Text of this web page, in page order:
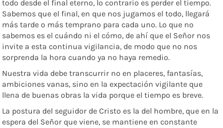
todo desde el final eterno, lo contrario es perder el tiempo.
Sabemos que el final, en que nos jugamos el todo, llegará
más tarde o más temprano para cada uno. Lo que no
sabemos es el cuándo ni el cómo, de ahí que el Señor nos
invite a esta continua vigilancia, de modo que no nos
sorprenda la hora cuando ya no haya remedio.
Nuestra vida debe transcurrir no en placeres, fantasías,
ambiciones vanas, sino en la expectación vigilante que
llena de buenas obras la vida porque el tiempo es breve.
La postura del seguidor de Cristo es la del hombre, que en la
espera del Señor que viene, se mantiene en constante